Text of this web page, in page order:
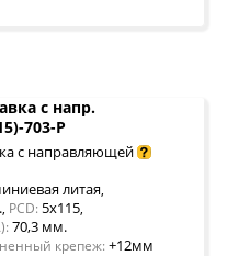
с напр.
703-P
с направляющей
литая,
, PCD: 5x115,
70,3 мм.
крепеж: +12мм